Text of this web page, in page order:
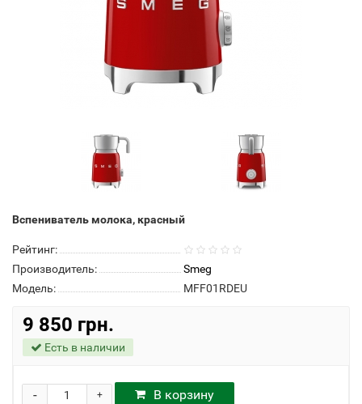
Вспениватель молока, красный
Рейтинг:
Производитель:
Smeg
Модель:
MFF01RDEU
9 850 грн.
Есть в наличии
+
- В корзину